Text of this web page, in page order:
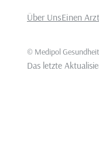
Über UnsEinen
© Medipol
Das letzte